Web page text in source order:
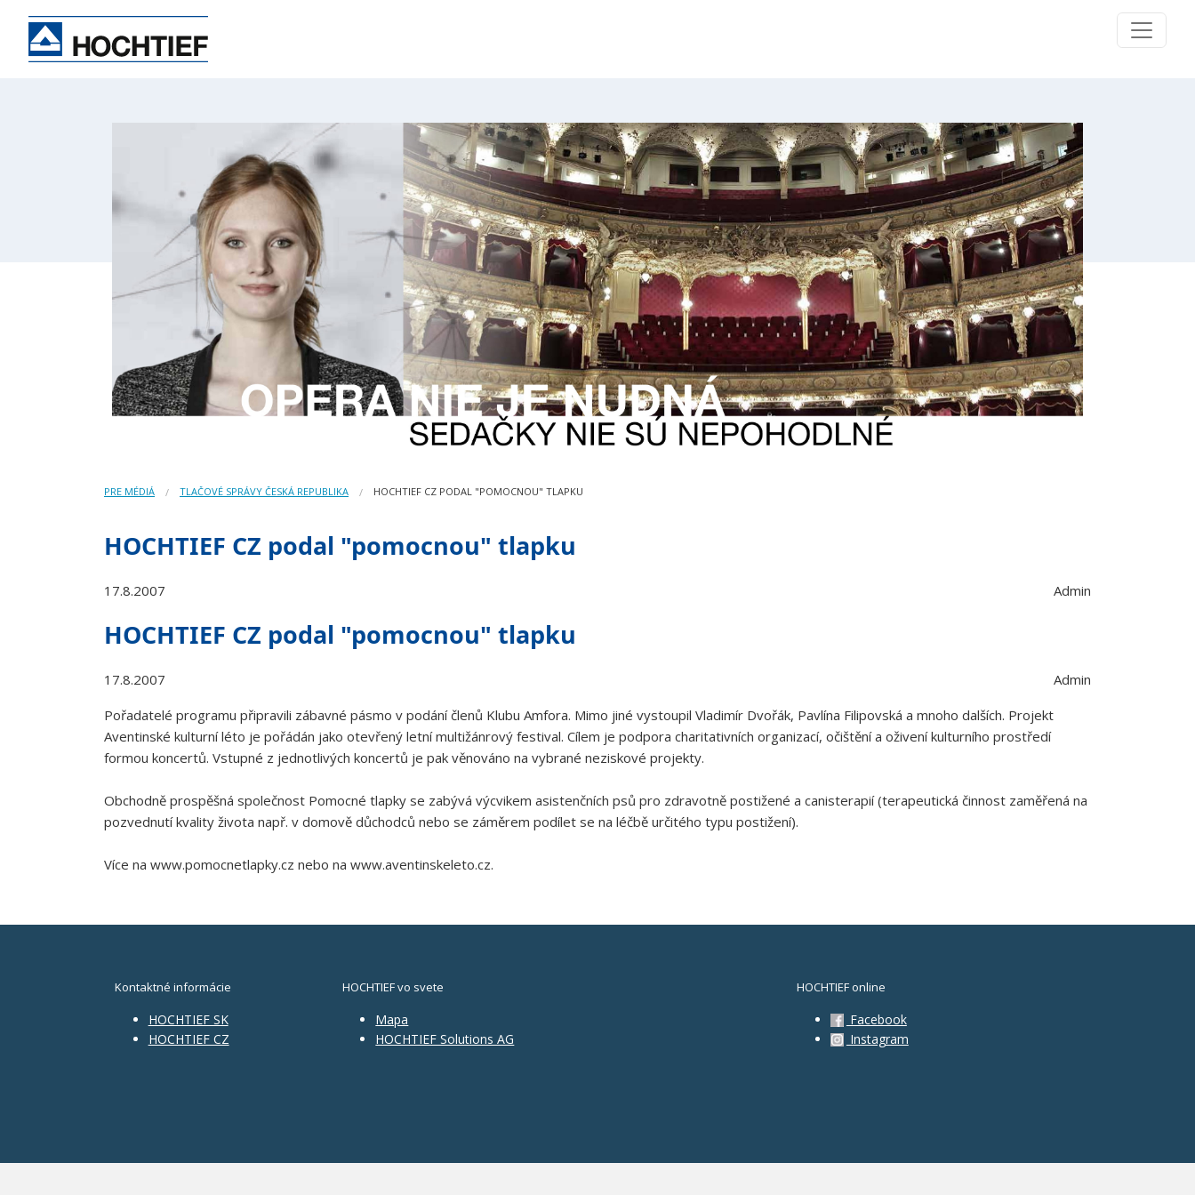
PRE MÉDIÁ TLAČOVÉ SPRÁVY ČESKÁ REPUBLIKA HOCHTIEF CZ PODAL "POMOCNOU" TLAPKU
HOCHTIEF CZ podal "pomocnou" tlapku
17.8.2007 Admin
HOCHTIEF CZ podal "pomocnou" tlapku
17.8.2007
Admin
Pořadatelé programu připravili zábavné pásmo v podání členů Klubu Amfora. Mimo jiné vystoupil Vladimír Dvořák, Pavlína Filipovská a mnoho dalších. Projekt
Aventinské kulturní léto je pořádán jako otevřený letní multižánrový festival. Cílem je podpora charitativních organizací, očištění a oživení kulturního prostředí
formou koncertů. Vstupné z jednotlivých koncertů je pak věnováno na vybrané neziskové projekty.
Obchodně prospěšná společnost Pomocné tlapky se zabývá výcvikem asistenčních psů pro zdravotně postižené a canisterapií (terapeutická činnost zaměřená na
pozvednutí kvality života např. v domově důchodců nebo se záměrem podílet se na léčbě určitého typu postižení).
Více na www.pomocnetlapky.cz nebo na www.aventinskeleto.cz.
Kontaktné informácie
HOCHTIEF SK
HOCHTIEF CZ
HOCHTIEF vo svete
Mapa
HOCHTIEF Solutions AG
HOCHTIEF online
Facebook
Instagram